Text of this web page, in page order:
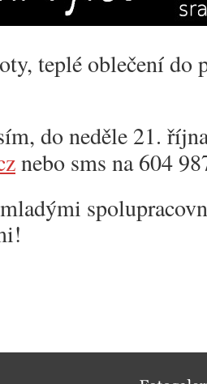
teplé oblečení do
do neděle 21.
nebo sms na 604